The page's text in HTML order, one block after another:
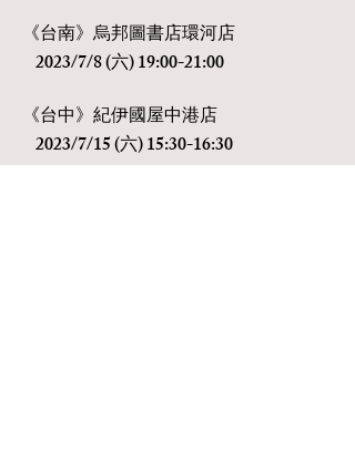
《台南》烏邦圖書店環河店
2023/7/8 (六) 19:00-21:00
《台中》紀伊國屋中港店
2023/7/15 (六) 15:30-16:30